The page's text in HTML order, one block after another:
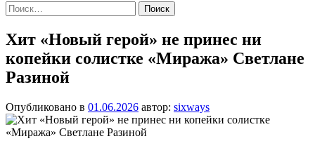
Найти:
Хит «Новый герой» не принес ни
копейки солистке «Миража» Светлане
Разиной
Опубликовано в 01.06.2026 автор: sixways